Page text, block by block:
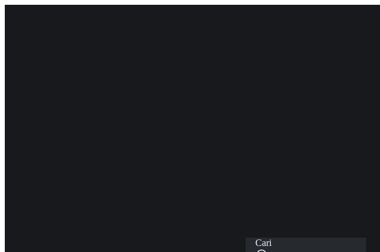
Cari